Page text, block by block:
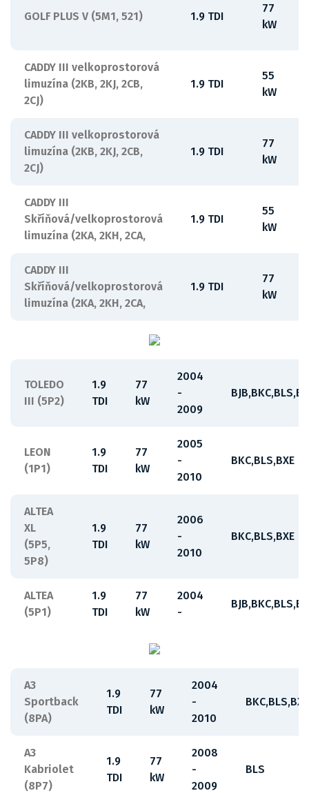
GOLF PLUS V (5M1, 521) 1.9 TDI
77
kW
CADDY III velkoprostorová
limuzína (2KB, 2KJ, 2CB,
2CJ)
1.9 TDI
55
kW
CADDY III velkoprostorová
limuzína (2KB, 2KJ, 2CB,
2CJ)
1.9 TDI
77
kW
CADDY III
Skříňová/velkoprostorová
limuzína (2KA, 2KH, 2CA,
1.9 TDI
55
kW
CADDY III
Skříňová/velkoprostorová
limuzína (2KA, 2KH, 2CA,
1.9 TDI
77
kW
TOLEDO
III (5P2)
1.9
TDI
77
kW
2004
-
2009
LEON
(1P1)
1.9
TDI
77
kW
2005
-
2010
BKC,BLS,BXE
ALTEA
XL
(5P5,
5P8)
1.9
TDI
77
kW
2006
-
2010
BKC,BLS,BXE
ALTEA
(5P1)
1.9
TDI
77
kW
2004
-
A3
Sportback
(8PA)
1.9
TDI
77
kW
2004
-
2010
BKC,BLS,BXE
A3
Kabriolet
(8P7)
1.9
TDI
77
kW
2008
-
2009
BLS